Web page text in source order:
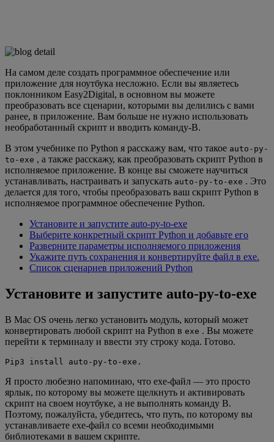
На самом деле создать программное обеспечение или
приложение для ноутбука несложно. Если вы являетесь
поклонником Easy2Digital, в основном вы можете
преобразовать все сценарии, которыми вы делились с вами
ранее, в приложение. Вам больше не нужно использовать
необработанный скрипт и вводить команду-B.
В этом учебнике по Python я расскажу вам, что такое auto-py-
to-exe , а также расскажу, как преобразовать скрипт Python в
исполняемое приложение. В конце вы сможете научиться
устанавливать, настраивать и запускать auto-py-to-exe . Это
делается для того, чтобы преобразовать ваш скрипт Python в
исполняемое программное обеспечение Python.
Установите и запустите auto-py-to-exe
Выберите конкретный скрипт Python и добавьте его
Разверните параметры исполняемого приложения
Укажите путь сохранения и конвертируйте файл в exe.
Список сценариев приложений Python
Установите и запустите auto-py-to-exe
В Mac OS очень легко установить модуль, который может
конвертировать любой скрипт на Python в exe . Вы можете
перейти к терминалу и ввести эту строку кода. Готово.
Pip3 install auto-py-to-exe.
Я просто любезно напоминаю, что exe-файл — это просто
ярлык, по которому вы можете щелкнуть и активировать
скрипт на своем ноутбуке, а не выполнять команду B.
Поэтому, пожалуйста, убедитесь, что путь, по которому вы
устанавливаете exe-файл со всеми необходимыми
библиотеками в вашем скрипте.